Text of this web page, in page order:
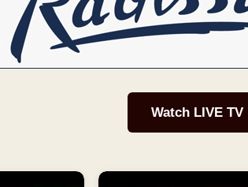
Watch LIVE TV